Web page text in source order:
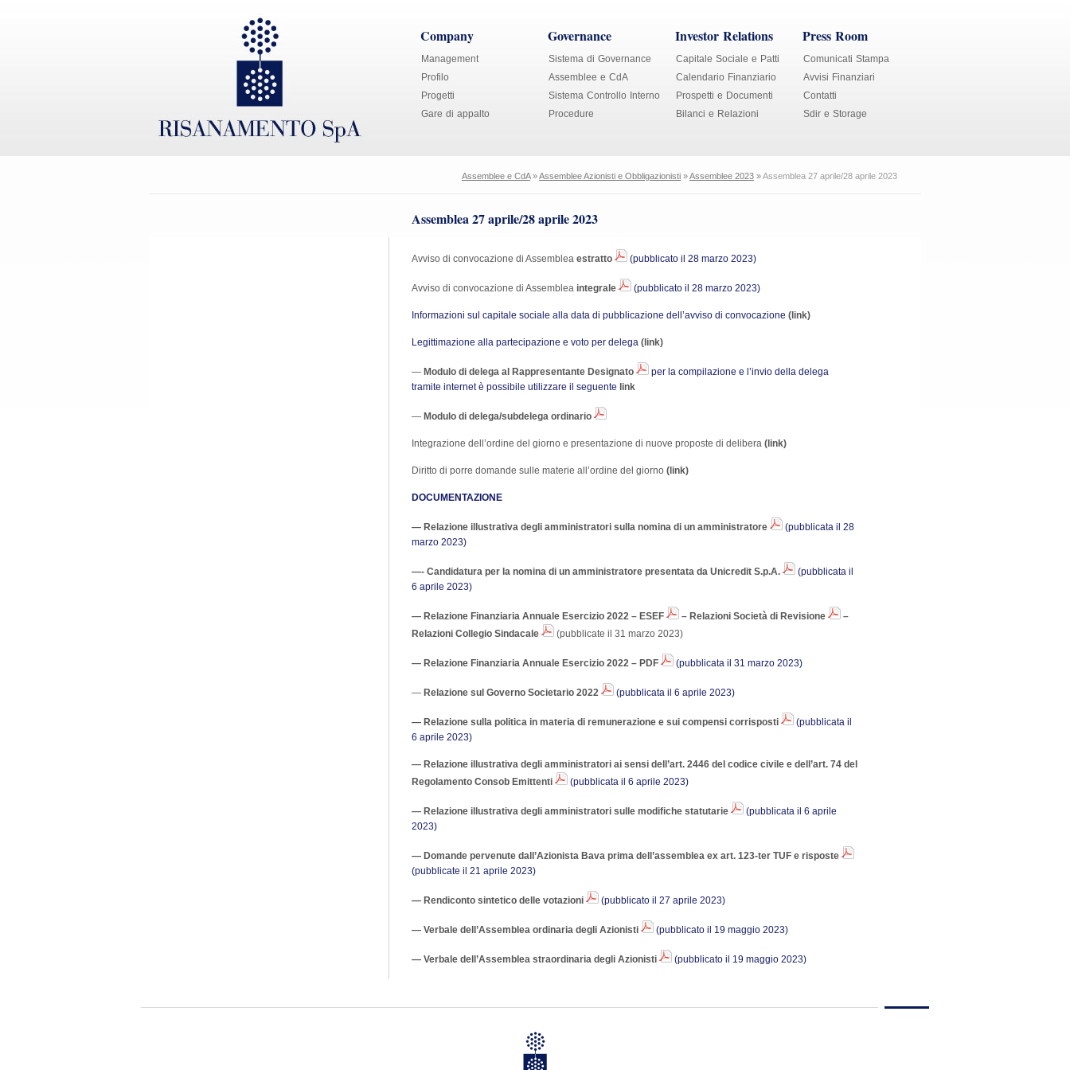
Company
Management
Profilo
Progetti
Gare di appalto
Governance
Sistema di Governance
Assemblee e CdA
Sistema Controllo Interno
Procedure
Investor Relations
Capitale Sociale e Patti
Calendario Finanziario
Prospetti e Documenti
Bilanci e Relazioni
Press Room
Comunicati Stampa
Avvisi Finanziari
Contatti
Sdir e Storage
Assemblee e CdA»Assemblee Azionisti e Obbligazionisti »Assemblee 2023 »Assemblea 27 aprile/28 aprile 2023
Assemblea 27 aprile/28 aprile 2023
Avviso di convocazione di Assemblea estratto (pubblicato il 28 marzo 2023)
Avviso di convocazione di Assemblea integrale (pubblicato il 28 marzo 2023)
Informazioni sul capitale sociale alla data di pubblicazione dell’avviso di convocazione (link)
Legittimazione alla partecipazione e voto per delega (link)
— Modulo di delega al Rappresentante Designato
per la compilazione e l’invio della delega
tramite internet è possibile utilizzare il seguente link
— Modulo di delega/subdelega ordinario
Integrazione dell’ordine del giorno e presentazione di nuove proposte di delibera (link)
Diritto di porre domande sulle materie all’ordine del giorno (link)
DOCUMENTAZIONE
— Relazione illustrativa degli amministratori sulla nomina di un amministratore
(pubblicata il 28
marzo 2023)
—- Candidatura per la nomina di un amministratore presentata da Unicredit S.p.A.
(pubblicata il
6 aprile 2023)
— Relazione Finanziaria Annuale Esercizio 2022 – ESEF – Relazioni Società di Revisione
–
Relazioni Collegio Sindacale
(pubblicate il 31 marzo 2023)
— Relazione Finanziaria Annuale Esercizio 2022 – PDF (pubblicata il 31 marzo 2023)
— Relazione sul Governo Societario 2022 (pubblicata il 6 aprile 2023)
— Relazione sulla politica in materia di remunerazione e sui compensi corrisposti
(pubblicata il
6 aprile 2023)
— Relazione illustrativa degli amministratori ai sensi dell’art. 2446 del codice civile e dell’art. 74 del
Regolamento Consob Emittenti
(pubblicata il 6 aprile 2023)
— Relazione illustrativa degli amministratori sulle modifiche statutarie
(pubblicata il 6 aprile
2023)
— Domande pervenute dall’Azionista Bava prima dell’assemblea ex art. 123-ter TUF e risposte
(pubblicate il 21 aprile 2023)
— Rendiconto sintetico delle votazioni (pubblicato il 27 aprile 2023)
— Verbale dell’Assemblea ordinaria degli Azionisti (pubblicato il 19 maggio 2023)
— Verbale dell’Assemblea straordinaria degli Azionisti (pubblicato il 19 maggio 2023)